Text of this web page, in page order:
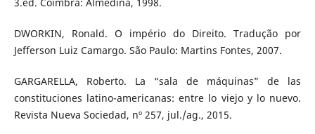
3.ed. Coimbra: Almedina, 1998.
DWORKIN, Ronald. O império do Direito. Tradução por
Jefferson Luiz Camargo. São Paulo: Martins Fontes, 2007.
GARGARELLA, Roberto. La “sala de máquinas” de las
constituciones latino-americanas: entre lo viejo y lo nuevo.
Revista Nueva Sociedad, nº 257, jul./ag., 2015.